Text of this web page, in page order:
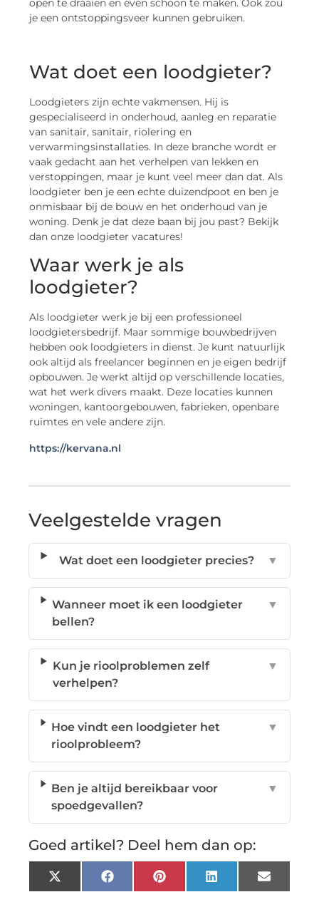
open te draaien en even schoon te maken. Ook zou
je een ontstoppingsveer kunnen gebruiken.
Wat doet een loodgieter?
Loodgieters zijn echte vakmensen. Hij is
gespecialiseerd in onderhoud, aanleg en reparatie
van sanitair, sanitair, riolering en
verwarmingsinstallaties. In deze branche wordt er
vaak gedacht aan het verhelpen van lekken en
verstoppingen, maar je kunt veel meer dan dat. Als
loodgieter ben je een echte duizendpoot en ben je
onmisbaar bij de bouw en het onderhoud van je
woning. Denk je dat deze baan bij jou past? Bekijk
dan onze loodgieter vacatures!
Waar werk je als
loodgieter?
Als loodgieter werk je bij een professioneel
loodgietersbedrijf. Maar sommige bouwbedrijven
hebben ook loodgieters in dienst. Je kunt natuurlijk
ook altijd als freelancer beginnen en je eigen bedrijf
opbouwen. Je werkt altijd op verschillende locaties,
wat het werk divers maakt. Deze locaties kunnen
woningen, kantoorgebouwen, fabrieken, openbare
ruimtes en vele andere zijn.
https://kervana.nl
Veelgestelde vragen
Wat doet een loodgieter precies? ▼
Wanneer moet ik een loodgieter
bellen?
▼
Kun je rioolproblemen zelf
verhelpen?
▼
Hoe vindt een loodgieter het
rioolprobleem?
▼
Ben je altijd bereikbaar voor
spoedgevallen?
▼
Goed artikel? Deel hem dan op:
X
(Twitter)
FacebookPinterestLinkedInEmail